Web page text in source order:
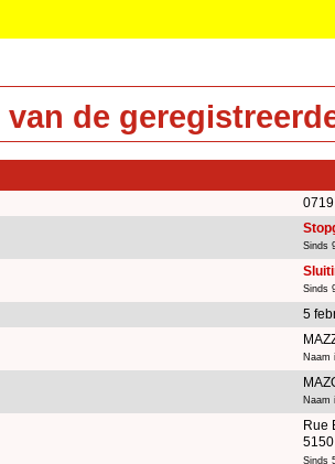
van de
Sinds
Sinds
5
Naam
Naam
Rue
Sinds